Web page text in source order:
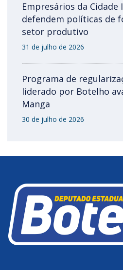
Empresários da Cidade
defendem políticas de
setor produtivo
31 de julho de 2026
Programa de
liderado por Botelho
Manga
30 de julho de 2026